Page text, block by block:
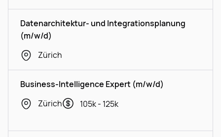
Datenarchitektur- und Integrationsplanung
(m/w/d)
Zürich
Business-Intelligence Expert (m/w/d)
Zürich
105k - 125k